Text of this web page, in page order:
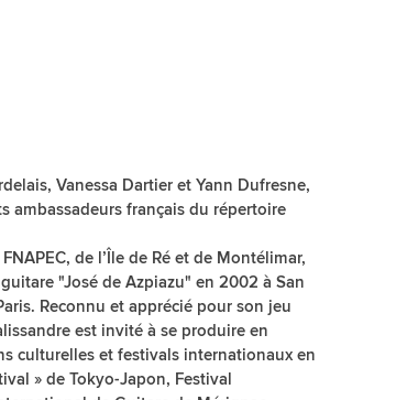
Vanessa Dartier et Yann Dufresne,
ambassadeurs français du répertoire
de l’Île de Ré et de Montélimar,
"José de Azpiazu" en 2002 à San
Reconnu et apprécié pour son jeu
est invité à se produire en
culturelles et festivals internationaux en
» de Tokyo-Japon, Festival